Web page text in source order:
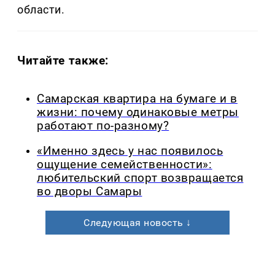
области.
Читайте также:
Самарская квартира на бумаге и в
жизни: почему одинаковые метры
работают по-разному?
«Именно здесь у нас появилось
ощущение семейственности»:
любительский спорт возвращается
во дворы Самары
Следующая новость ↓